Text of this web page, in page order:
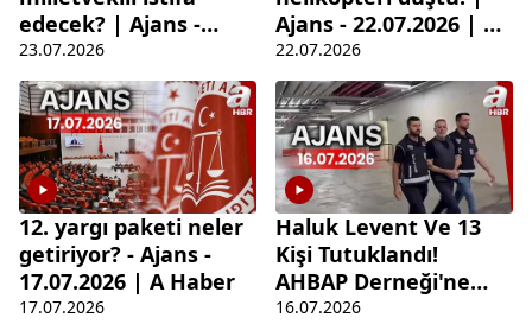
edecek? | Ajans -
23.07.2026 | A Haber
23.07.2026
Ajans - 22.07.2026 | A
Haber
22.07.2026
12. yargı paketi neler
getiriyor? - Ajans -
17.07.2026 | A Haber
17.07.2026
Haluk Levent Ve 13
Kişi Tutuklandı!
AHBAP Derneği'ne
Tepkiler Büyüyor! |
16.07.2026